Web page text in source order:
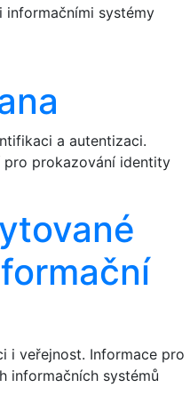
informačními systémy
a autentizaci.
prokazování identity
i veřejnost. Informace pro
informačních systémů